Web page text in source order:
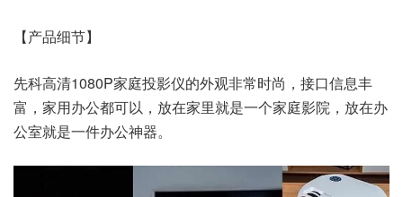
【产品细节】
先科高清1080P家庭投影仪的外观非常时尚，接口信息丰
富，家用办公都可以，放在家里就是一个家庭影院，放在办
公室就是一件办公神器。